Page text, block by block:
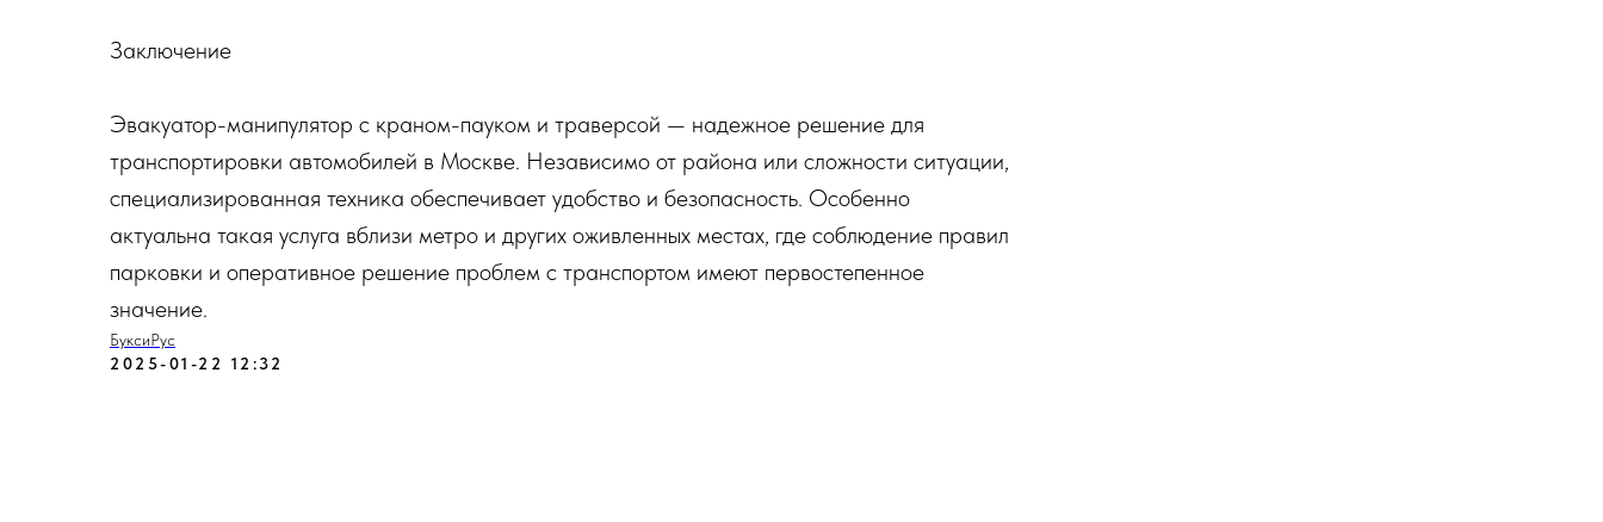
Заключение
Эвакуатор-манипулятор с краном-пауком и траверсой — надежное решение для
транспортировки автомобилей в Москве. Независимо от района или сложности ситуации,
специализированная техника обеспечивает удобство и безопасность. Особенно
актуальна такая услуга вблизи метро и других оживленных местах, где соблюдение правил
парковки и оперативное решение проблем с транспортом имеют первостепенное
значение.
БуксиРус
2025-01-22 12:32